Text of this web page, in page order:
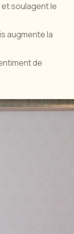
soulagent le
augmente la
de